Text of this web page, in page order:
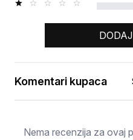
Komentari kupaca
Nema recenzija za ovaj